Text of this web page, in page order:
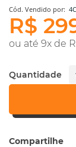
Cód. Vendido por:
R$
ou até 9x de
Quantidade
Compartilhe